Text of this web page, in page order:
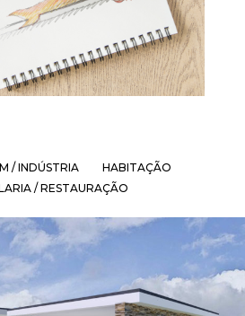
/ INDÚSTRIA
HABITAÇÃO
/ RESTAURAÇÃO